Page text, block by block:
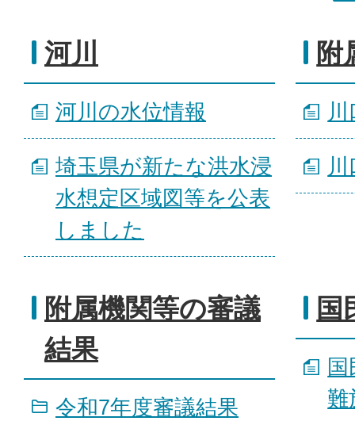
河川
河川の水位情報
埼玉県が新たな洪水浸
水想定区域図等を公表
しました
附
附属機関等の審議
結果
令和7年度審議結果
国
難